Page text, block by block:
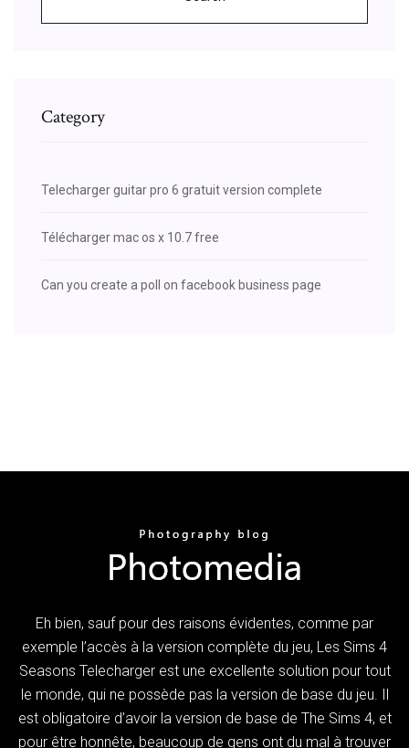
Category
Telecharger guitar pro 6 gratuit version complete
Télécharger mac os x 10.7 free
Can you create a poll on facebook business page
Eh bien, sauf pour des raisons évidentes, comme par
exemple l’accès à la version complète du jeu, Les Sims 4
Seasons Telecharger est une excellente solution pour tout
le monde, qui ne possède pas la version de base du jeu. Il
est obligatoire d’avoir la version de base de The Sims 4, et
pour être honnête, beaucoup de gens ont du mal à trouver